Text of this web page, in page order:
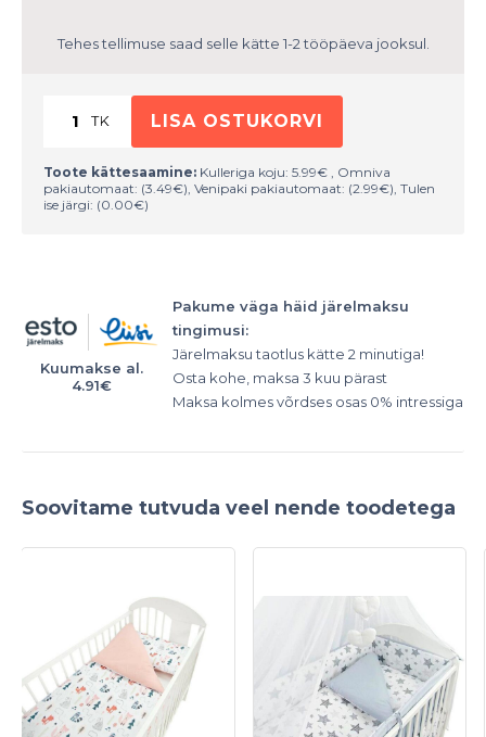
LISA OSTUKORVI
Toote kättesaamine: Kulleriga koju: 5.99€ , Omniva
pakiautomaat: (3.49€), Venipaki pakiautomaat: (2.99€), Tulen
ise järgi: (0.00€)
Tehes tellimuse saad selle kätte 1-2 tööpäeva jooksul.
Kuumakse al.
4.91€
Pakume väga häid järelmaksu
tingimusi:
Järelmaksu taotlus kätte 2 minutiga!
Osta kohe, maksa 3 kuu pärast
Maksa kolmes võrdses osas 0% intressiga
Soovitame tutvuda veel nende toodetega